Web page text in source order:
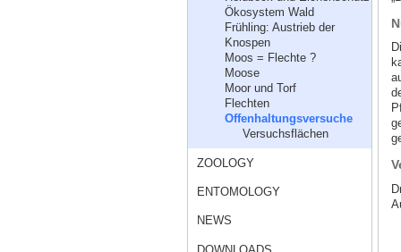
Ökosystem Wald
Frühling: Austrieb der
Knospen
Moos = Flechte ?
Moose
Moor und Torf
Flechten
Offenhaltungsversuche
Versuchsflächen
ZOOLOGY
ENTOMOLOGY
NEWS